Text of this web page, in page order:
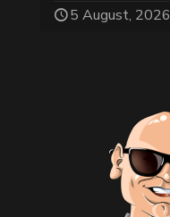
5 August, 2026